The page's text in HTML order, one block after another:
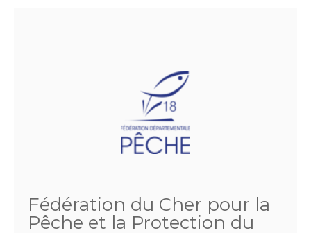
Fédération du Cher pour la
Pêche et la Protection du